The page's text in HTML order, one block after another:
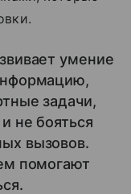
умение
задачи,
не бояться
вызовов.
помогают